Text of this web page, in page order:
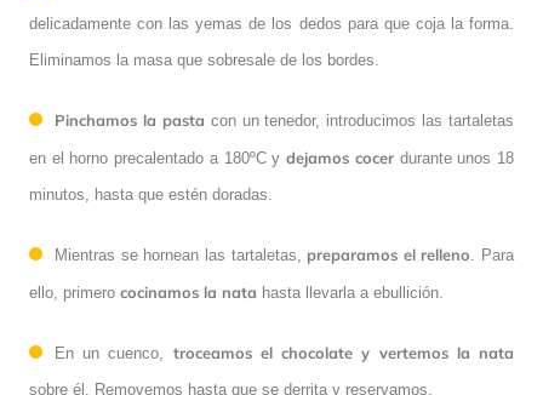
delicadamente con las yemas de los dedos para que coja la forma.
Eliminamos la masa que sobresale de los bordes.
Pinchamos la pasta con un tenedor, introducimos las tartaletas
en el horno precalentado a 180ºC ydejamos cocerdurante unos 18
minutos, hasta que estén doradas.
Mientras se hornean las tartaletas, preparamos el relleno. Para
ello, primero cocinamos la nata hasta llevarla a ebullición.
En un cuenco, troceamos el chocolate y vertemos la nata
sobre él. Removemos hasta que se derrita y reservamos.